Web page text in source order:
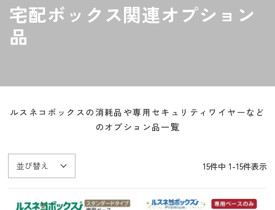
宅配ボックス関連オプション
品
ルスネコボックスの消耗品や専用セキュリティワイヤーなど
のオプション品一覧
並び替え 15件中 1-15件表示